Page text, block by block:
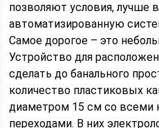
позволяют условия, лучше
автоматизированную
Самое дорогое – это
Устройство для
сделать до банального
количество пластиковых
диаметром 15 см со
переходами. В них